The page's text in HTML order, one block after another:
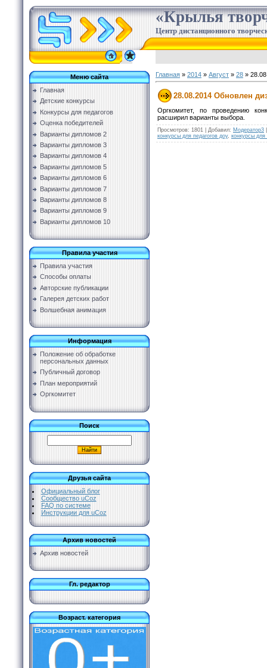
«Крылья
Центр дистанционного
Меню сайта
Главная
Детские конкурсы
Конкурсы для педагогов
Оценка победителей
Варианты дипломов 2
Варианты дипломов 3
Варианты дипломов 4
Варианты дипломов 5
Варианты дипломов 6
Варианты дипломов 7
Варианты дипломов 8
Варианты дипломов 9
Варианты дипломов 10
Правила участия
Правила участия
Способы оплаты
Авторские публикации
Галерея детских работ
Волшебная анимация
Информация
Положение об обработке
персональных данных
Публичный договор
План мероприятий
Оргкомитет
Поиск
Друзья сайта
Официальный блог
Сообщество uCoz
FAQ по системе
Инструкции для uCoz
Архив новостей
Архив новостей
Гл. редактор
Возраст. категория
Главная » 2014 » Август » 28 »
28.08.2014 Обновлен
Оргкомитет, по проведению
расширил варианты выбора.
Просмотров: 1801 Добавил: Модератор3
конкурсы для педагогов доу, конкурсы